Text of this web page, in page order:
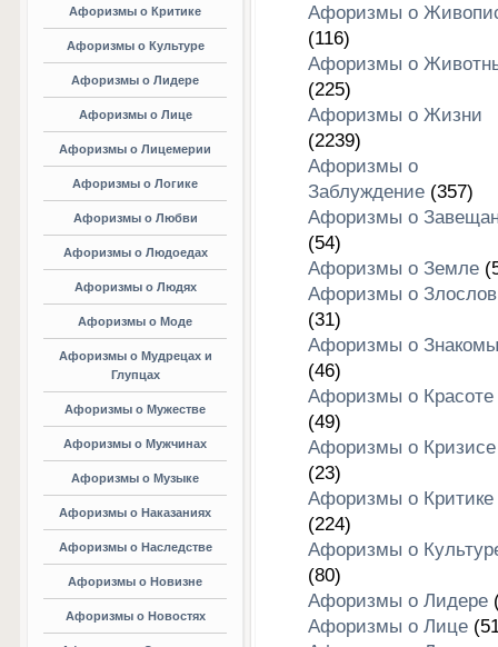
Афоризмы о Критике
Афоризмы о Культуре
Афоризмы о Лидере
Афоризмы о Лице
Афоризмы о Лицемерии
Афоризмы о Логике
Афоризмы о Любви
Афоризмы о Людоедах
Афоризмы о Людях
Афоризмы о Моде
Афоризмы о Мудрецах и
Глупцах
Афоризмы о Мужестве
Афоризмы о Мужчинах
Афоризмы о Музыке
Афоризмы о Наказаниях
Афоризмы о Наследстве
Афоризмы о Новизне
Афоризмы о Новостях
Афоризмы о
(116)
Афоризмы о
(225)
Афоризмы о Жизни
(2239)
Афоризмы о
Заблуждение(357)
Афоризмы о
(54)
Афоризмы о Земле
Афоризмы о
(31)
Афоризмы о
(46)
Афоризмы о Красоте
(49)
Афоризмы о Кризисе
(23)
Афоризмы о Критике
(224)
Афоризмы о
(80)
Афоризмы о Лидере
Афоризмы о Лице